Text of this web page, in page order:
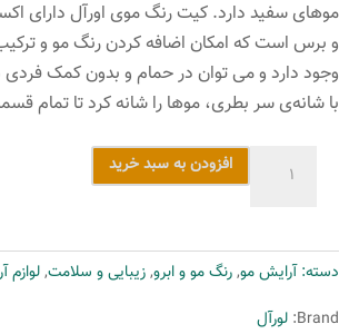
و برس است که امکان اضافه کردن رنگ مو و
وجود دارد و می توان در حمام و بدون کمک فردی
با شانه‌ی سر بطری، موها را شانه کرد تا تمام
لورآل
مدل
Excellence
افزودن به سبد خرید
دسته:آرایش مو,رنگ مو و ابرو,زیبایی و سلامت,لوازم
Brand: لورآل